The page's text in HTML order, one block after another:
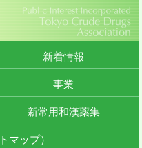
新着情報
事業
新常用和漢薬集
マップ）